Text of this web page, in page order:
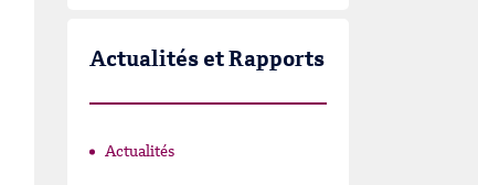
Actualités et Rapports
Actualités